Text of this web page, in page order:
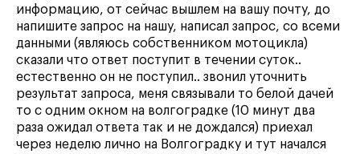
информацию, от сейчас вышлем на вашу почту, до
напишите запрос на нашу, написал запрос, со всеми
данными (являюсь собственником мотоцикла)
сказали что ответ поступит в течении суток..
естественно он не поступил.. звонил уточнить
результат запроса, меня связывали то белой дачей
то с одним окном на волгоградке (10 минут два
раза ожидал ответа так и не дождался) приехал
через неделю лично на Волгоградку и тут начался